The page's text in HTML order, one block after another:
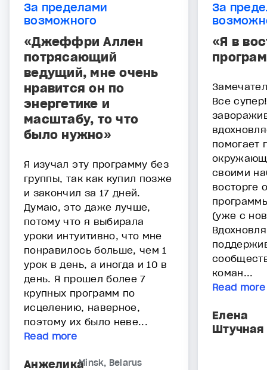
За пределами
возможного
«Джеффри Аллен
потрясающий
ведущий, мне очень
нравится он по
энергетике и
масштабу, то что
было нужно»
Я изучал эту программу без
группы, так как купил позже
и закончил за 17 дней.
Думаю, это даже лучше,
потому что я выбирала
уроки интуитивно, что мне
понравилось больше, чем 1
урок в день, а иногда и 10 в
день. Я прошел более 7
крупных программ по
исцелению, наверное,
поэтому их было неве...
Read more
АнжеликаMinsk, Belarus
За
«Я в
Все
помогает
своими
восторге
(уже с
коман...
Read more
Елена
Штучная